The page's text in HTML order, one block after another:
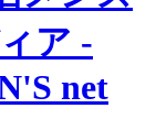
ア -
net